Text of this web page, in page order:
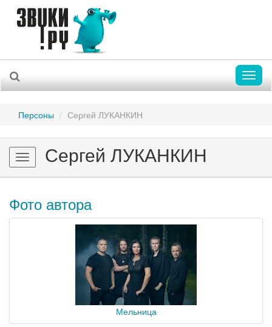
Персоны Сергей ЛУКАНКИН
Toggle
navigation
Сергей ЛУКАНКИН
Фото автора
Мельница